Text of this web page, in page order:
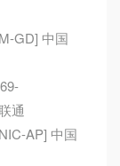
GD] 中国
通
AP] 中国